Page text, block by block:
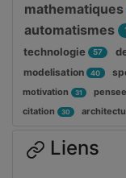
automatismes
technologie 57
modelisation 40
motivation 31
citation 30
Liens